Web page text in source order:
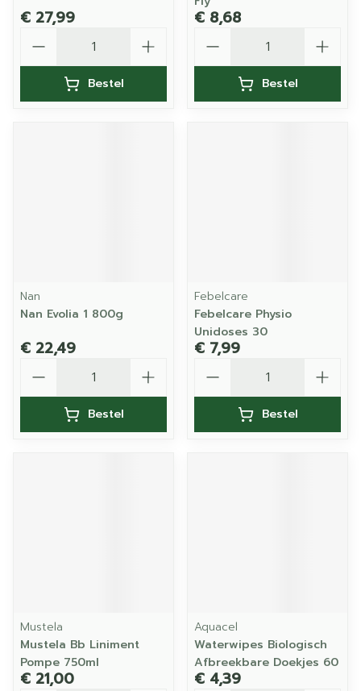
€ 27,99
Bestel
€ 8,68
Bestel
Nan
Nan Evolia 1 800g
€ 22,49
Bestel
Febelcare
Febelcare Physio
Unidoses 30
€ 7,99
Bestel
Mustela
Mustela Bb Liniment
Pompe 750ml
€ 21,00
Aquacel
Waterwipes Biologisch
Afbreekbare Doekjes 60
€ 4,39